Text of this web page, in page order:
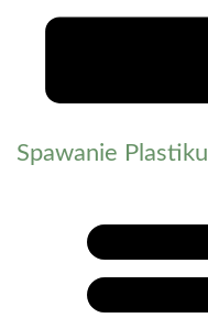
Spawanie Plastiku